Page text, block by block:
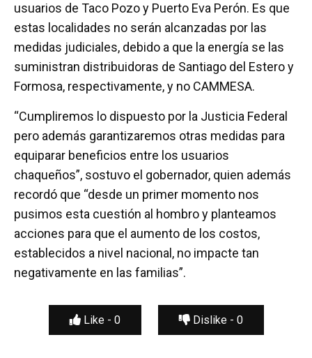
usuarios de Taco Pozo y Puerto Eva Perón. Es que
estas localidades no serán alcanzadas por las
medidas judiciales, debido a que la energía se las
suministran distribuidoras de Santiago del Estero y
Formosa, respectivamente, y no CAMMESA.
“Cumpliremos lo dispuesto por la Justicia Federal
pero además garantizaremos otras medidas para
equiparar beneficios entre los usuarios
chaqueños”, sostuvo el gobernador, quien además
recordó que “desde un primer momento nos
pusimos esta cuestión al hombro y planteamos
acciones para que el aumento de los costos,
establecidos a nivel nacional, no impacte tan
negativamente en las familias”.
Like - 0 Dislike - 0